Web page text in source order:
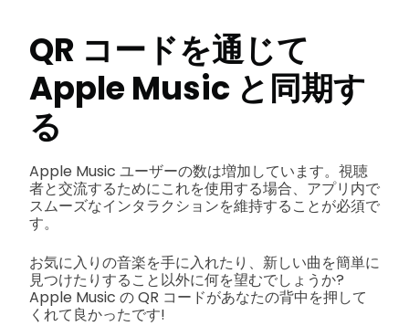
QR コードを通じて
Apple Music と同期す
る
Apple Music ユーザーの数は増加しています。視聴
者と交流するためにこれを使用する場合、アプリ内で
スムーズなインタラクションを維持することが必須で
す。
お気に入りの音楽を手に入れたり、新しい曲を簡単に
見つけたりすること以外に何を望むでしょうか?
Apple Music の QR コードがあなたの背中を押して
くれて良かったです!